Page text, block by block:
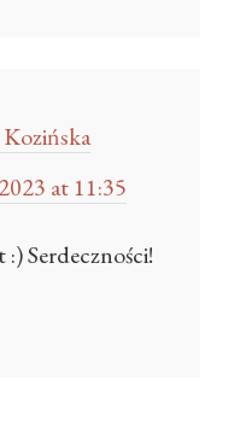
at 11:35
Serdeczności!